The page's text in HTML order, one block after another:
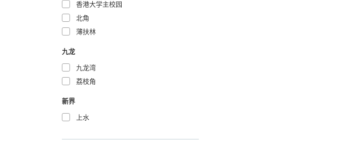
香港大学主校园
北角
薄扶林
九龙
九龙湾
荔枝角
新界
上水